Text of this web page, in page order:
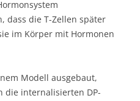
dass die T-Zellen später
im Körper mit Hormonen
Modell ausgebaut,
die internalisierten DP-